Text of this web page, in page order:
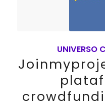
UNIVERSO